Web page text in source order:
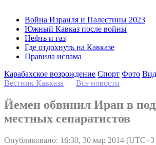
Война Израиля и Палестины 2023
Южный Кавказ после войны
Нефть и газ
Где отдохнуть на Кавказе
Правила ислама
Карабахское возрождение Спорт Фото
Вестник Кавказа — Все новости
Йемен обвинил Иран в
местных сепаратистов
Опубликовано: 16:30, 30 мар 2014